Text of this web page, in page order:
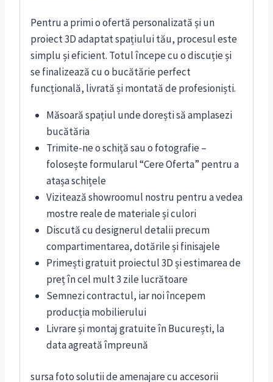
Pentru a primi o ofertă personalizată și un
proiect 3D adaptat spațiului tău, procesul este
simplu și eficient. Totul începe cu o discuție și
se finalizează cu o bucătărie perfect
funcțională, livrată și montată de profesioniști.
Măsoară spațiul unde dorești să amplasezi
bucătăria
Trimite-ne o schiță sau o fotografie –
folosește formularul “Cere Oferta” pentru a
atașa schițele
Vizitează showroomul nostru pentru a vedea
mostre reale de materiale și culori
Discută cu designerul detalii precum
compartimentarea, dotările și finisajele
Primești gratuit proiectul 3D și estimarea de
preț în cel mult 3 zile lucrătoare
Semnezi contractul, iar noi începem
producția mobilierului
Livrare și montaj gratuite în București, la
data agreată împreună
sursa foto solutii de amenajare cu accesorii